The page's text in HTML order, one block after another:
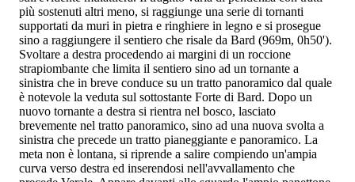
più sostenuti altri meno, si raggiunge una serie di tornanti
supportati da muri in pietra e ringhiere in legno e si prosegue
sino a raggiungere il sentiero che risale da Bard (969m, 0h50').
Svoltare a destra procedendo ai margini di un roccione
strapiombante che limita il sentiero sino ad un tornante a
sinistra che in breve conduce su un tratto panoramico dal quale
è notevole la veduta sul sottostante Forte di Bard. Dopo un
nuovo tornante a destra si rientra nel bosco, lasciato
brevemente nel tratto panoramico, sino ad una nuova svolta a
sinistra che precede un tratto pianeggiante e panoramico. La
meta non è lontana, si riprende a salire compiendo un'ampia
curva verso destra ed inserendosi nell'avvallamento che